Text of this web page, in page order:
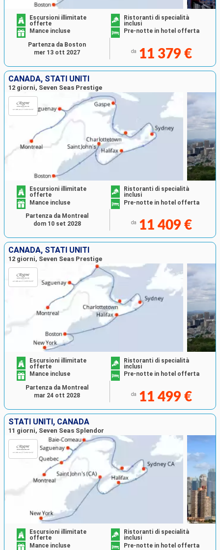
Escursioni illimitate
offerte
Ristoranti di specialità
inclusi
Mance incluse
Pre-notte in hotel offerta
da 11 379 €
Partenza da Boston
mer 13 ott 2027
CANADA, STATI UNITI
12 giorni, Seven Seas Prestige
Escursioni illimitate
offerte
Ristoranti di specialità
inclusi
Mance incluse
Pre-notte in hotel offerta
da 11 409 €
Partenza da Montreal
dom 10 set 2028
CANADA, STATI UNITI
12 giorni, Seven Seas Prestige
Escursioni illimitate
offerte
Ristoranti di specialità
inclusi
Mance incluse
Pre-notte in hotel offerta
da 11 499 €
Partenza da Montreal
mar 24 ott 2028
STATI UNITI, CANADA
11 giorni, Seven Seas Splendor
Escursioni illimitate
offerte
Ristoranti di specialità
inclusi
Mance incluse
Pre-notte in hotel offerta